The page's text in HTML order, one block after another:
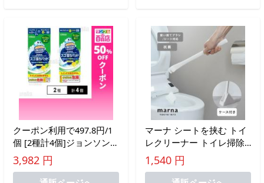
クーポン利用で497.8円/1
個 [2種計4個]ジョンソン
スクラビングバブル スゴ
落ちパッド 本体 / つけ替
3,982 円
マーナ シートを挟む トイ
レクリーナー トイレ掃除
ブラシ トイレ掃除 使い捨
て ケース付き marna
1,540 円